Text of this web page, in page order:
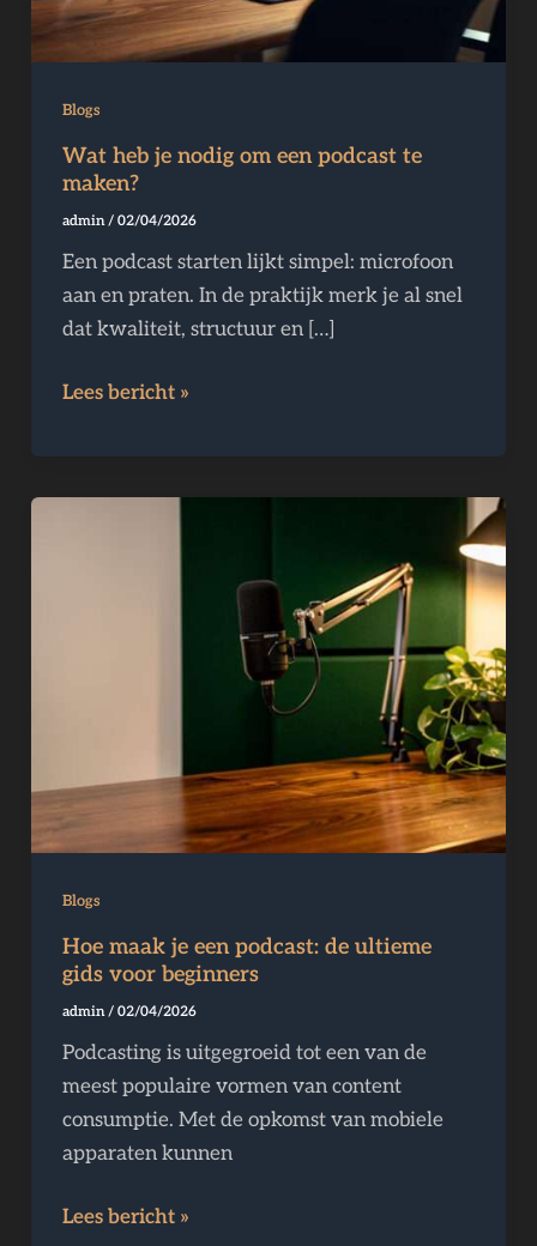
Blogs
Wat heb je nodig om een podcast te
maken?
admin / 02/04/2026
Een podcast starten lijkt simpel: microfoon
aan en praten. In de praktijk merk je al snel
dat kwaliteit, structuur en […]
Lees bericht »
Blogs
Hoe maak je een podcast: de ultieme
gids voor beginners
admin/ 02/04/2026
Podcasting is uitgegroeid tot een van de
meest populaire vormen van content
consumptie. Met de opkomst van mobiele
apparaten kunnen
voor
beginners
Lees bericht »